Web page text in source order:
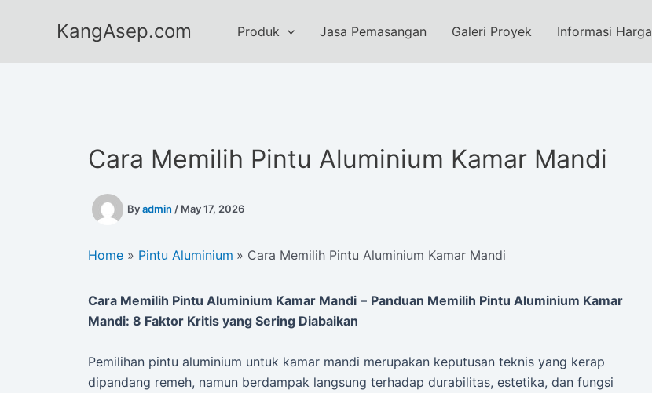
KangAsep.com Produk Jasa Pemasangan Galeri Proyek Informasi Harga
Cara Memilih Pintu Aluminium Kamar Mandi
Byadmin / May 17, 2026
Home Pintu Aluminium Cara Memilih Pintu Aluminium Kamar Mandi
Cara Memilih Pintu Aluminium Kamar Mandi – Panduan Memilih Pintu Aluminium Kamar
Mandi: 8 Faktor Kritis yang Sering Diabaikan
Pemilihan pintu aluminium untuk kamar mandi merupakan keputusan teknis yang kerap
dipandang remeh, namun berdampak langsung terhadap durabilitas, estetika, dan fungsi